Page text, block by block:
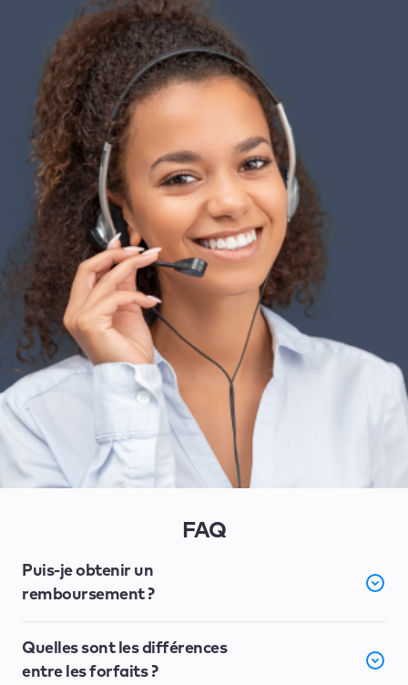
FAQ
Puis-je obtenir un
remboursement ?
Quelles sont les différences
entre les forfaits ?